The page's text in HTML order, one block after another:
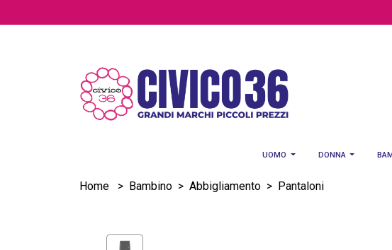
UOMO DONNA
Home > Bambino > Abbigliamento > Pantaloni